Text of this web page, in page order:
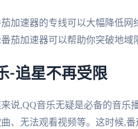
加速器的专线可以大幅降低网
茄加速器可以帮助你突破地域
-追星不再受限
说,QQ音乐无疑是必备的音乐
、无法观看视频等。这时候,